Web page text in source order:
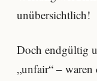
unübersichtlich!
Doch endgültig
„unfair“ – waren